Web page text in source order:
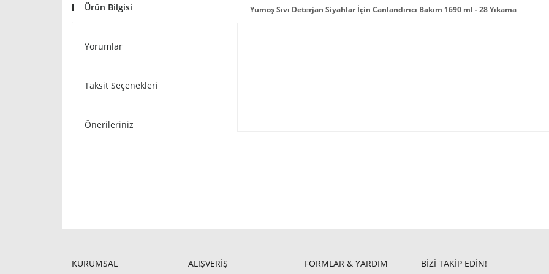
Ürün Bilgisi
Yorumlar
Taksit Seçenekleri
Önerileriniz
Yumoş Sıvı Deterjan Siyahlar İçin Canlandırıcı Bakım 1690 ml - 28 Yıkama
KURUMSAL ALIŞVERİŞ FORMLAR & YARDIM BİZİ TAKİP EDİN!